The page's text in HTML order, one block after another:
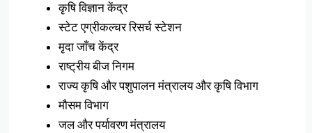
कृषि विज्ञान केंद्र
स्टेट एग्रीकल्चर रिसर्च स्टेशन
मृदा जाँच केंद्र
राष्ट्रीय बीज निगम
राज्य कृषि और पशुपालन मंत्रालय और कृषि विभाग
मौसम विभाग
जल और पर्यावरण मंत्रालय